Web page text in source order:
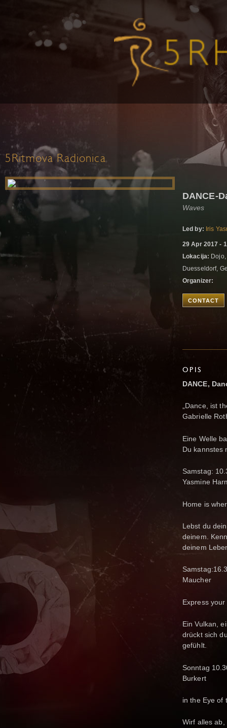
5Ritmova Radionica
DANCE-
Waves
Led by: Iris
29 Apr 2017 -
Lokacija:
Duesseldorf,
Organizer:
CONTACT
OPIS
DANCE,
„Dance, ist
Gabrielle
Eine Welle
Du kannstes
Yasmine
Home is
Lebst du
deinem.
deinem
Ein Vulkan,
drückt sich
gefühlt.
Burkert
in the
Wirf alles